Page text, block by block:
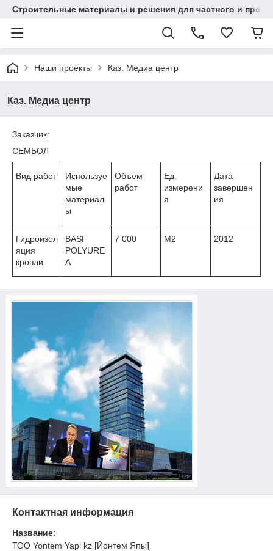
Строительные материалы и решения для частного и
Наши проекты Каз. Медиа центр
Каз. Медиа центр
Заказчик:
СЕМБОЛ
Вид работ
Используе
мые
материал
ы
Объем
работ
Ед.
измерени
я
Дата
завершен
ия
Гидроизол
яция
кровли
BASF
POLYURE
A
7 000 M2 2012
Контактная информация
Название:
ТОО Yontem Yapi kz [Йонтем Япы]